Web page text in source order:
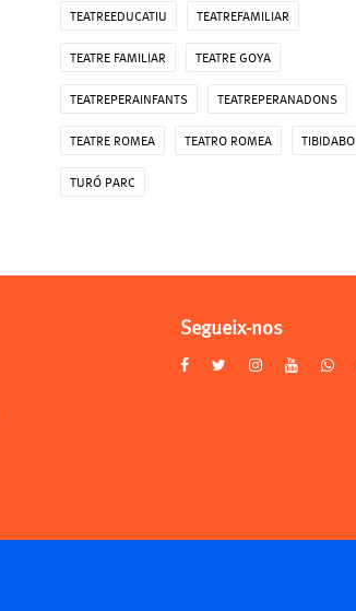
TEATREEDUCATIU TEATREFAMILIAR
TEATRE FAMILIAR TEATRE GOYA
TEATREPERAINFANTS TEATREPERANADONS
TEATRE ROMEA TEATRO ROMEA TIBIDABO
TURÓ PARC
Segueix-nos